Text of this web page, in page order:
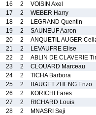
16
2
VOISIN Axel
17
2
WEBER Harry
18
2
LEGRAND Quentin
19
2
SAUNEUF Aaron
20
2
ANQUETIL AUGER
21
2
LEVAUFRE Elise
22
2
ABLIN DE CLAVERIE
23
2
CLOUARD Marceau
24
2
TICHA Barbora
25
2
BAUGET ZHENG Enzo
26
2
KORICHI Fares
27
2
RICHARD Louis
28
2
MNASRI Seji